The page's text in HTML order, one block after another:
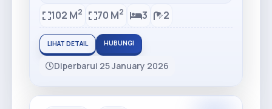
102 M2 70 M2 3 2
LIHAT DETAIL HUBUNGI
Diperbarui 25 January 2026